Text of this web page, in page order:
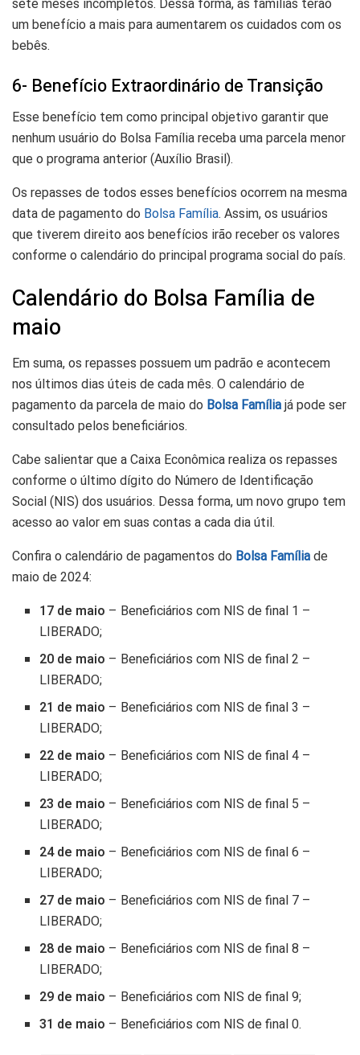
sete meses incompletos. Dessa forma, as famílias terão
um benefício a mais para aumentarem os cuidados com os
bebês.
6- Benefício Extraordinário de Transição
Esse benefício tem como principal objetivo garantir que
nenhum usuário do Bolsa Família receba uma parcela menor
que o programa anterior (Auxílio Brasil).
Os repasses de todos esses benefícios ocorrem na mesma
data de pagamento do Bolsa Família. Assim, os usuários
que tiverem direito aos benefícios irão receber os valores
conforme o calendário do principal programa social do país.
Calendário do Bolsa Família de
maio
Em suma, os repasses possuem um padrão e acontecem
nos últimos dias úteis de cada mês. O calendário de
pagamento da parcela de maio do Bolsa Família já pode ser
consultado pelos beneficiários.
Cabe salientar que a Caixa Econômica realiza os repasses
conforme o último dígito do Número de Identificação
Social (NIS) dos usuários. Dessa forma, um novo grupo tem
acesso ao valor em suas contas a cada dia útil.
Confira o calendário de pagamentos do Bolsa Família de
maio de 2024:
17 de maio – Beneficiários com NIS de final 1 –
LIBERADO;
20 de maio – Beneficiários com NIS de final 2 –
LIBERADO;
21 de maio – Beneficiários com NIS de final 3 –
LIBERADO;
22 de maio – Beneficiários com NIS de final 4 –
LIBERADO;
23 de maio – Beneficiários com NIS de final 5 –
LIBERADO;
24 de maio – Beneficiários com NIS de final 6 –
LIBERADO;
27 de maio – Beneficiários com NIS de final 7 –
LIBERADO;
28 de maio – Beneficiários com NIS de final 8 –
LIBERADO;
29 de maio – Beneficiários com NIS de final 9;
31 de maio – Beneficiários com NIS de final 0.